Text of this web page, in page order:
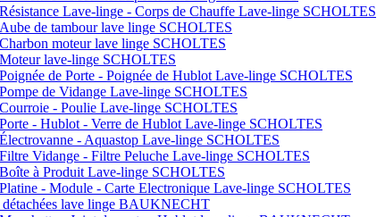
Résistance Lave-linge - Corps de Chauffe Lave-linge SCHOLTES
Aube de tambour lave linge SCHOLTES
Charbon moteur lave linge SCHOLTES
Moteur lave-linge SCHOLTES
Poignée de Porte - Poignée de Hublot Lave-linge SCHOLTES
Pompe de Vidange Lave-linge SCHOLTES
Courroie - Poulie Lave-linge SCHOLTES
Porte - Hublot - Verre de Hublot Lave-linge SCHOLTES
Électrovanne - Aquastop Lave-linge SCHOLTES
Filtre Vidange - Filtre Peluche Lave-linge SCHOLTES
Boîte à Produit Lave-linge SCHOLTES
Platine - Module - Carte Electronique Lave-linge SCHOLTES
détachées lave linge BAUKNECHT